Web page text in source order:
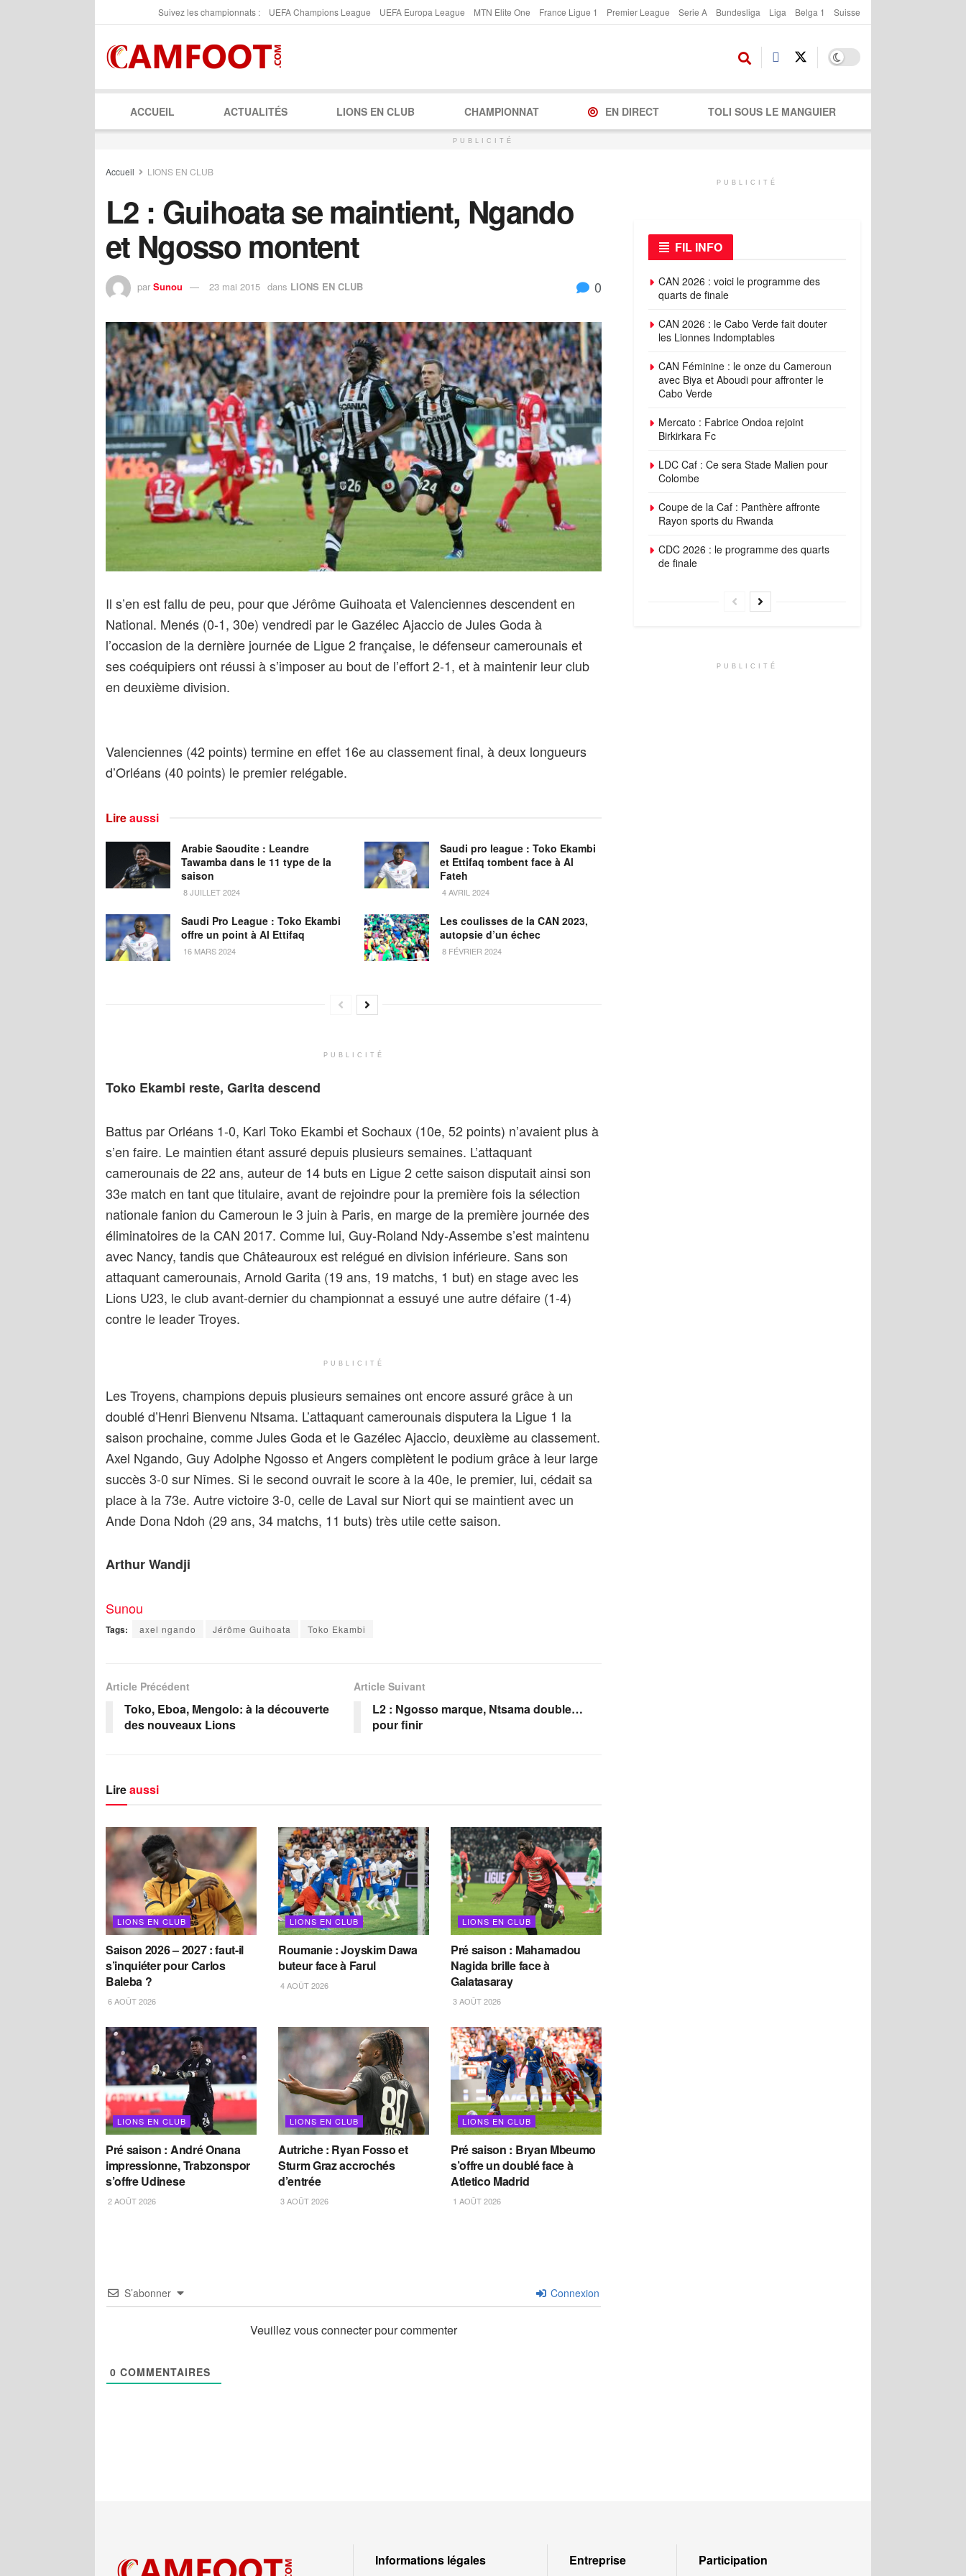
Suivez les championnats : UEFA Champions League UEFA Europa League MTN Elite One France Ligue 1 Premier League Serie A Bundesliga Liga Belga 1 Suisse
ACCUEIL ACTUALITÉS LIONS EN CLUB CHAMPIONNAT EN DIRECT TOLI SOUS LE MANGUIER
PUBLICITÉ
Accueil LIONS EN CLUB
L2 : Guihoata se maintient, Ngando
et Ngosso montent
par Sunou 23 mai 2015 dans LIONS EN CLUB 0
Il s’en est fallu de peu, pour que Jérôme Guihoata et Valenciennes descendent en
National. Menés (0-1, 30e) vendredi par le Gazélec Ajaccio de Jules Goda à
l’occasion de la dernière journée de Ligue 2 française, le défenseur camerounais et
ses coéquipiers ont réussi à s’imposer au bout de l’effort 2-1, et à maintenir leur club
en deuxième division.
Valenciennes (42 points) termine en effet 16e au classement final, à deux longueurs
d’Orléans (40 points) le premier relégable.
Lireaussi
Arabie Saoudite : Leandre
Tawamba dans le 11 type de la
saison
8 JUILLET 2024
Saudi pro league : Toko Ekambi
et Ettifaq tombent face à Al
Fateh
4 AVRIL 2024
Saudi Pro League : Toko Ekambi
offre un point à Al Ettifaq
16 MARS 2024
Les coulisses de la CAN 2023,
autopsie d’un échec
8 FÉVRIER 2024
PUBLICITÉ
Toko Ekambi reste, Garita descend
Battus par Orléans 1-0, Karl Toko Ekambi et Sochaux (10e, 52 points) n’avaient plus à
s’en faire. Le maintien étant assuré depuis plusieurs semaines. L’attaquant
camerounais de 22 ans, auteur de 14 buts en Ligue 2 cette saison disputait ainsi son
33e match en tant que titulaire, avant de rejoindre pour la première fois la sélection
nationale fanion du Cameroun le 3 juin à Paris, en marge de la première journée des
éliminatoires de la CAN 2017. Comme lui, Guy-Roland Ndy-Assembe s’est maintenu
avec Nancy, tandis que Châteauroux est relégué en division inférieure. Sans son
attaquant camerounais, Arnold Garita (19 ans, 19 matchs, 1 but) en stage avec les
Lions U23, le club avant-dernier du championnat a essuyé une autre défaire (1-4)
contre le leader Troyes.
PUBLICITÉ
Les Troyens, champions depuis plusieurs semaines ont encore assuré grâce à un
doublé d’Henri Bienvenu Ntsama. L’attaquant camerounais disputera la Ligue 1 la
saison prochaine, comme Jules Goda et le Gazélec Ajaccio, deuxième au classement.
Axel Ngando, Guy Adolphe Ngosso et Angers complètent le podium grâce à leur large
succès 3-0 sur Nîmes. Si le second ouvrait le score à la 40e, le premier, lui, cédait sa
place à la 73e. Autre victoire 3-0, celle de Laval sur Niort qui se maintient avec un
Ande Dona Ndoh (29 ans, 34 matchs, 11 buts) très utile cette saison.
Arthur Wandji
Sunou
Tags: axel ngando Jérôme Guihoata Toko Ekambi
Article Précédent
Toko, Eboa, Mengolo: à la découverte
des nouveaux Lions
Article Suivant
L2 : Ngosso marque, Ntsama double…
pour finir
Lireaussi
LIONS EN CLUB
Saison 2026 – 2027 : faut-il
s’inquiéter pour Carlos
Baleba ?
6 AOÛT 2026
LIONS EN CLUB
Roumanie : Joyskim Dawa
buteur face à Farul
4 AOÛT 2026
LIONS EN CLUB
Pré saison : Mahamadou
Nagida brille face à
Galatasaray
3 AOÛT 2026
LIONS EN CLUB
Pré saison : André Onana
impressionne, Trabzonspor
s’offre Udinese
2 AOÛT 2026
LIONS EN CLUB
Autriche : Ryan Fosso et
Sturm Graz accrochés
d’entrée
3 AOÛT 2026
LIONS EN CLUB
Pré saison : Bryan Mbeumo
s’offre un doublé face à
Atletico Madrid
1 AOÛT 2026
S’abonner Connexion
Veuillez vous connecter pour commenter
0 COMMENTAIRES
PUBLICITÉ
FIL INFO
CAN 2026 : voici le programme des
quarts de finale
CAN 2026 : le Cabo Verde fait douter
les Lionnes Indomptables
CAN Féminine : le onze du Cameroun
avec Biya et Aboudi pour affronter le
Cabo Verde
Mercato : Fabrice Ondoa rejoint
Birkirkara Fc
LDC Caf : Ce sera Stade Malien pour
Colombe
Coupe de la Caf : Panthère affronte
Rayon sports du Rwanda
CDC 2026 : le programme des quarts
de finale
PUBLICITÉ
Informations légales Entreprise Participation